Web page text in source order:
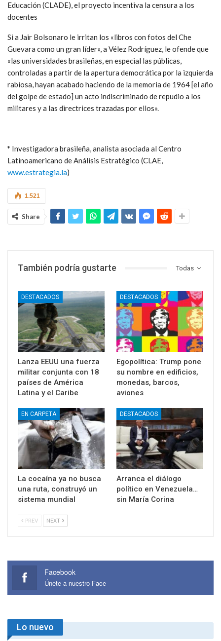
Educación (CLADE), el proyecto incentiva la censura a los
docentes
Si a Jair Bolsonaro le irritan los «libros con fotos del Che
Guevara como un gran líder», a Vélez Rodríguez, le ofende que
«las universidades brasileñas, en especial las públicas,
controladas a partir de la apertura democrática por la izquierda
rabiosa, hayan acabado haciendo de la memoria de 1964 [el año
del golpe de estado] un acto indiscriminado de repudio a los
militares y a las directrices trazadas por ellos».
* Investigadora brasileña, analista asociada al Centro
Latinoamericano de Análisis Estratégico (CLAE,
www.estrategia.la)
1.521
Share
Todas
También podría gustarte
DESTACADOS
Lanza EEUU una fuerza
militar conjunta con 18
países de América
Latina y el Caribe
DESTACADOS
Egopolítica: Trump pone
su nombre en edificios,
monedas, barcos,
aviones
EN CARPETA
La cocaína ya no busca
una ruta, construyó un
sistema mundial
DESTACADOS
Arranca el diálogo
político en Venezuela…
sin María Corina
PREV NEXT
Facebook
Únete a nuestro Face
Lo nuevo